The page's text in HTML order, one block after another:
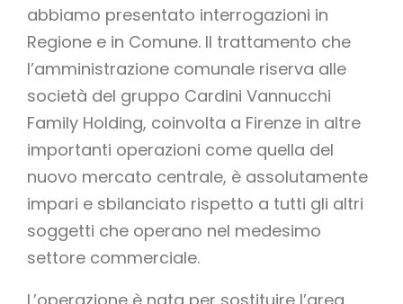
abbiamo presentato interrogazioni in
Regione e in Comune. Il trattamento che
l’amministrazione comunale riserva alle
società del gruppo Cardini Vannucchi
Family Holding, coinvolta a Firenze in altre
importanti operazioni come quella del
nuovo mercato centrale, è assolutamente
impari e sbilanciato rispetto a tutti gli altri
soggetti che operano nel medesimo
settore commerciale.